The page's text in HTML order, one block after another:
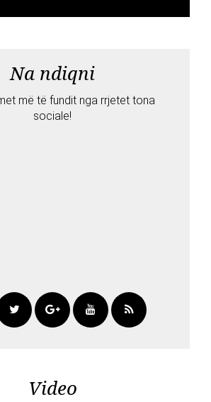
Na ndiqni
më të fundit nga rrjetet tona
sociale!
Video